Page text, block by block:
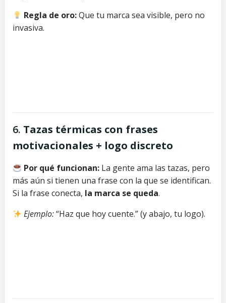
Regla de oro:Que tu marca sea visible, pero no
invasiva.
6. Tazas térmicas con frases
motivacionales + logo discreto
Por qué funcionan: La gente ama las tazas, pero
más aún si tienen una frase con la que se identifican.
Si la frase conecta, la marca se queda.
Ejemplo:“Haz que hoy cuente.” (y abajo, tu logo).